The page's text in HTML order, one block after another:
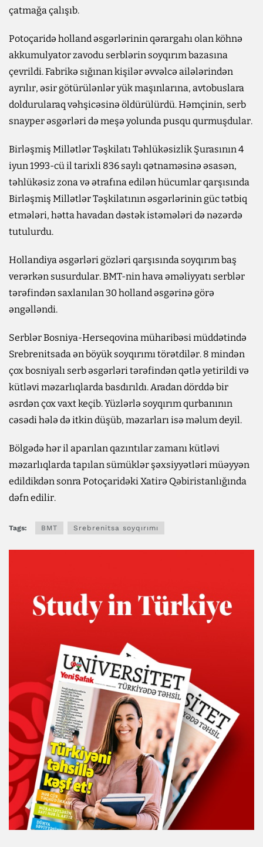
çatmağa çalışıb.
Potoçaridə holland əsgərlərinin qərargahı olan köhnə
akkumulyator zavodu serblərin soyqırım bazasına
çevrildi. Fabrikə sığınan kişilər əvvəlcə ailələrindən
ayrılır, əsir götürülənlər yük maşınlarına, avtobuslara
doldurularaq vəhşicəsinə öldürülürdü. Həmçinin, serb
snayper əsgərləri də meşə yolunda pusqu qurmuşdular.
Birləşmiş Millətlər Təşkilatı Təhlükəsizlik Şurasının 4
iyun 1993-cü il tarixli 836 saylı qətnaməsinə əsasən,
təhlükəsiz zona və ətrafına edilən hücumlar qarşısında
Birləşmiş Millətlər Təşkilatının əsgərlərinin güc tətbiq
etmələri, hətta havadan dəstək istəmələri də nəzərdə
tutulurdu.
Hollandiya əsgərləri gözləri qarşısında soyqırım baş
verərkən susurdular. BMT-nin hava əməliyyatı serblər
tərəfindən saxlanılan 30 holland əsgərinə görə
əngəlləndi.
Serblər Bosniya-Herseqovina müharibəsi müddətində
Srebrenitsada ən böyük soyqırımı törətdilər. 8 mindən
çox bosniyalı serb əsgərləri tərəfindən qətlə yetirildi və
kütləvi məzarlıqlarda basdırıldı. Aradan dörddə bir
əsrdən çox vaxt keçib. Yüzlərlə soyqırım qurbanının
cəsədi hələ də itkin düşüb, məzarları isə məlum deyil.
Bölgədə hər il aparılan qazıntılar zamanı kütləvi
məzarlıqlarda tapılan sümüklər şəxsiyyətləri müəyyən
edildikdən sonra Potoçaridəki Xatirə Qəbiristanlığında
dəfn edilir.
Tags: BMT Srebrenitsa soyqırımı